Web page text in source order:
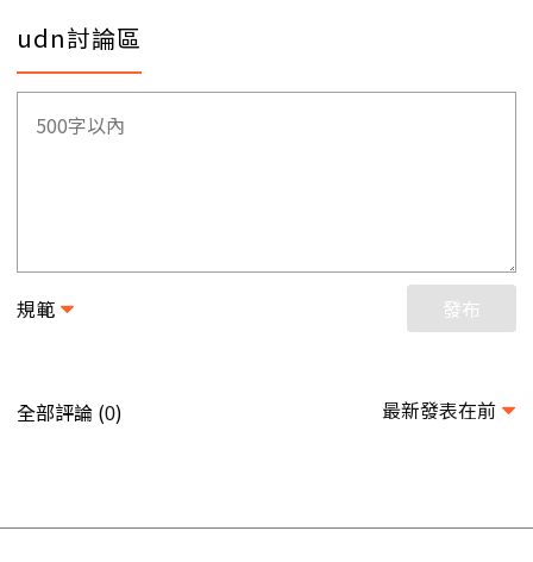
udn討論區
規範 發布
全部評論 (0) 最新發表在前